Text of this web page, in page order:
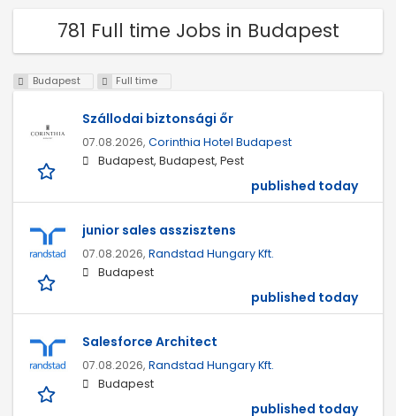
781 Full time Jobs in Budapest
Budapest Full time
Szállodai biztonsági őr
07.08.2026, Corinthia Hotel Budapest
Budapest, Budapest, Pest
published today
junior sales asszisztens
07.08.2026, Randstad Hungary Kft.
Budapest
published today
Salesforce Architect
07.08.2026, Randstad Hungary Kft.
Budapest
published today